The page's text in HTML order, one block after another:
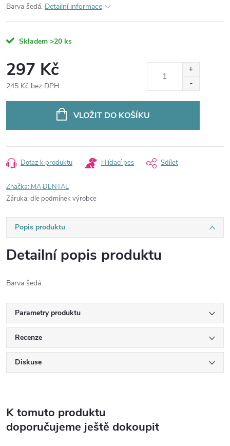
Barva šedá. Detailní informace
Skladem >20 ks
297 Kč
245 Kč bez DPH
VLOŽIT DO KOŠÍKU
Dotaz k produktu Hlídací pes Sdílet
Značka: MA DENTAL
Záruka: dle podmínek výrobce
Popis produktu
Detailní popis produktu
Barva šedá.
Parametry produktu
Recenze
Diskuse
K tomuto produktu
doporučujeme ještě dokoupit